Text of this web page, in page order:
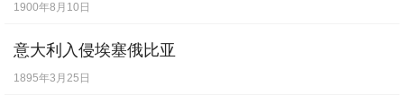
1900年8月10日
意大利入侵埃塞俄比亚
1895年3月25日